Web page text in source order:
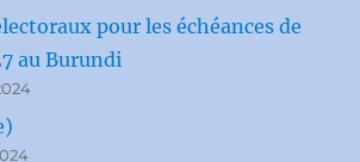
pour les échéances de
au Burundi